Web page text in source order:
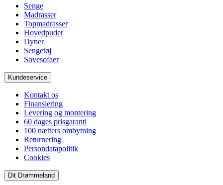
Senge
Madrasser
Topmadrasser
Hovedpuder
Dyner
Sengetøj
Sovesofaer
Kundeservice
Kontakt os
Finansiering
Levering og montering
60 dages prisgaranti
100 nætters ombytning
Returnering
Persondatapolitik
Cookies
Dit Drømmeland